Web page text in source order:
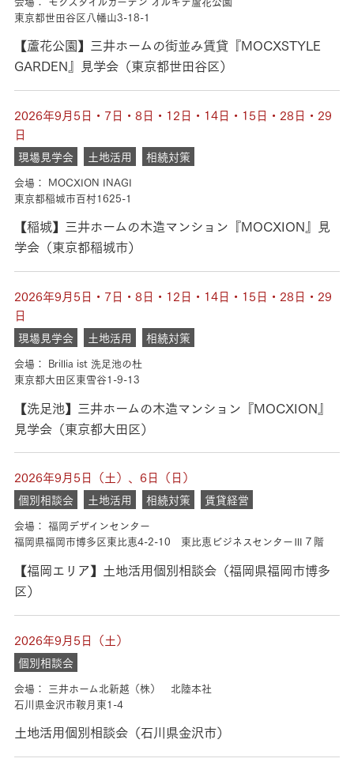
東京都世田谷区八幡山3-18-1
【蘆花公園】三井ホームの街並み賃貸『MOCXSTYLE
GARDEN』見学会（東京都世田谷区）
2026年9月5日・7日・8日・12日・14日・15日・28日・29
日
現場見学会 土地活用 相続対策
会場： MOCXION INAGI
東京都稲城市百村1625-1
【稲城】三井ホームの木造マンション『MOCXION』見
学会（東京都稲城市）
2026年9月5日・7日・8日・12日・14日・15日・28日・29
日
現場見学会 土地活用 相続対策
会場： Brillia ist 洗足池の杜
東京都大田区東雪谷1-9-13
【洗足池】三井ホームの木造マンション『MOCXION』
見学会（東京都大田区）
2026年9月5日（土）、6日（日）
個別相談会 土地活用 相続対策 賃貸経営
会場： 福岡デザインセンター
福岡県福岡市博多区東比恵4-2-10 東比恵ビジネスセンターⅢ７階
【福岡エリア】土地活用個別相談会（福岡県福岡市博多
区）
2026年9月5日（土）
個別相談会
会場： 三井ホーム北新越（株） 北陸本社
石川県金沢市鞍月東1-4
土地活用個別相談会（石川県金沢市）